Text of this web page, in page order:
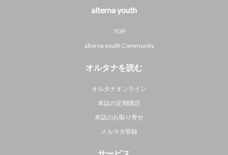
alterna youth
TOP
alterna youth Community
オルタナを読む
オルタナオンライン
本誌の定期購読
本誌のお取り寄せ
メルマガ登録